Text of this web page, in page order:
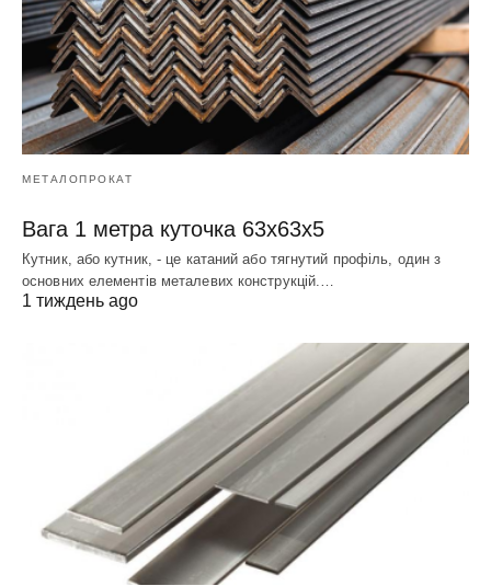
МЕТАЛОПРОКАТ
Вага 1 метра куточка 63х63х5
Кутник, або кутник, - це катаний або тягнутий профіль, один з
основних елементів металевих конструкцій.…
1 тиждень ago